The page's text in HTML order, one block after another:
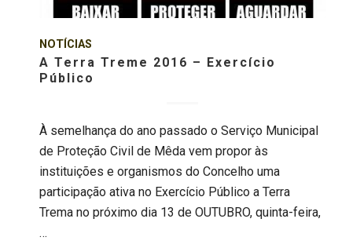
NOTÍCIAS
A Terra Treme 2016 – Exercício
Público
À semelhança do ano passado o Serviço Municipal
de Proteção Civil de Mêda vem propor às
instituições e organismos do Concelho uma
participação ativa no Exercício Público a Terra
Trema no próximo dia 13 de OUTUBRO, quinta-feira,
…